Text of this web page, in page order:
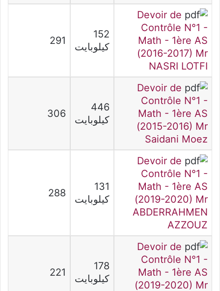
Devoir de
Contrôle N°1 -
Math - 1ère AS
(2016-2017) Mr
NASRI LOTFI
152
كيلوبايت
291
Devoir de
Contrôle N°1 -
Math - 1ère AS
(2015-2016) Mr
Saidani Moez
446
كيلوبايت
306
Devoir de
Contrôle N°1 -
Math - 1ère AS
(2019-2020) Mr
ABDERRAHMEN
AZZOUZ
131
كيلوبايت
288
Devoir de
Contrôle N°1 -
Math - 1ère AS
(2019-2020) Mr
178
كيلوبايت
221